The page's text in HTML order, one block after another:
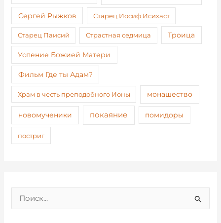
Сергей Рыжков Старец Иосиф Исихаст
Старец Паисий Страстная седмица Троица
Успение Божией Матери
Фильм Где ты Адам?
Храм в честь преподобного Ионы монашество
новомученики покаяние помидоры
постриг